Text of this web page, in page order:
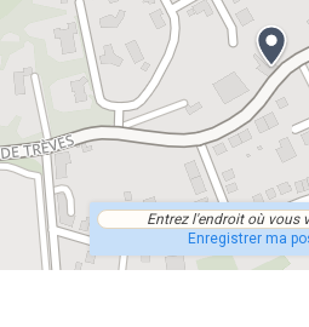
TOUS LES
RECHERCHER UN
Enregistrer ma